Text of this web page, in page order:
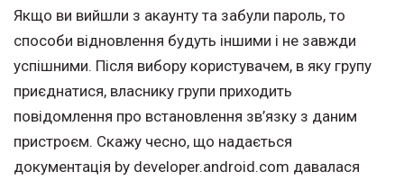
Якщо ви вийшли з акаунту та забули пароль, то
способи відновлення будуть іншими і не завжди
успішними. Після вибору користувачем, в яку групу
приєднатися, власнику групи приходить
повідомлення про встановлення зв’язку з даним
пристроєм. Скажу чесно, що надається
документація by developer.android.com давалася